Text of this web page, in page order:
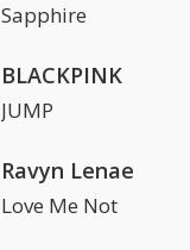
Sapphire
BLACKPINK
JUMP
Ravyn Lenae
Love Me Not